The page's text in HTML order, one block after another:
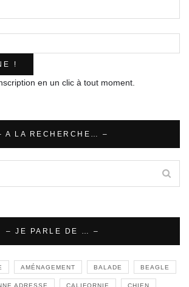
en un clic à tout moment.
A LA RECHERCHE… –
– JE PARLE DE … –
AMÉNAGEMENT BALADE BEAGLE
ADRESSE CALIFORNIE CHIEN